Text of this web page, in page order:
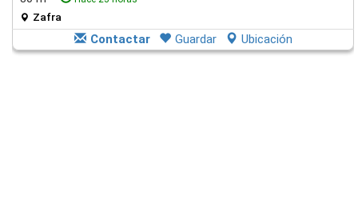
Zafra
Contactar Guardar Ubicación